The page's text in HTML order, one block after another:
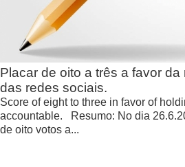
Placar de oito a três a favor
das redes sociais.
Score of eight to three in favor of
accountable. Resumo: No dia
de oito votos a...